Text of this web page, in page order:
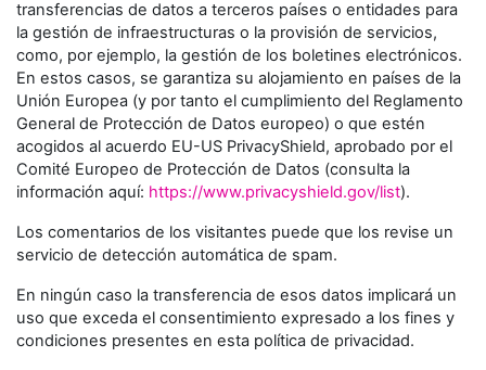
transferencias de datos a terceros países o entidades para
la gestión de infraestructuras o la provisión de servicios,
como, por ejemplo, la gestión de los boletines electrónicos.
En estos casos, se garantiza su alojamiento en países de la
Unión Europea (y por tanto el cumplimiento del Reglamento
General de Protección de Datos europeo) o que estén
acogidos al acuerdo EU-US PrivacyShield, aprobado por el
Comité Europeo de Protección de Datos (consulta la
información aquí: https://www.privacyshield.gov/list).
Los comentarios de los visitantes puede que los revise un
servicio de detección automática de spam.
En ningún caso la transferencia de esos datos implicará un
uso que exceda el consentimiento expresado a los fines y
condiciones presentes en esta política de privacidad.